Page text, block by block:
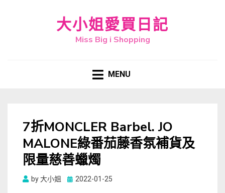
大小姐愛買日記
Miss Big i Shopping
MENU
7折MONCLER Barbel. JO
MALONE綠番茄藤香氛補貨及
限量慈善蠟燭
by大小姐
Posted
2022-01-25